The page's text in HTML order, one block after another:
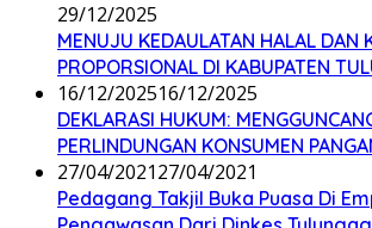
29/12/2025
MENUJU KEDAULATAN HALAL DAN
PROPORSIONAL DI KABUPATEN
16/12/202516/12/2025
DEKLARASI HUKUM:
PERLINDUNGAN KONSUMEN
27/04/202127/04/2021
Pedagang Takjil Buka Puasa Di